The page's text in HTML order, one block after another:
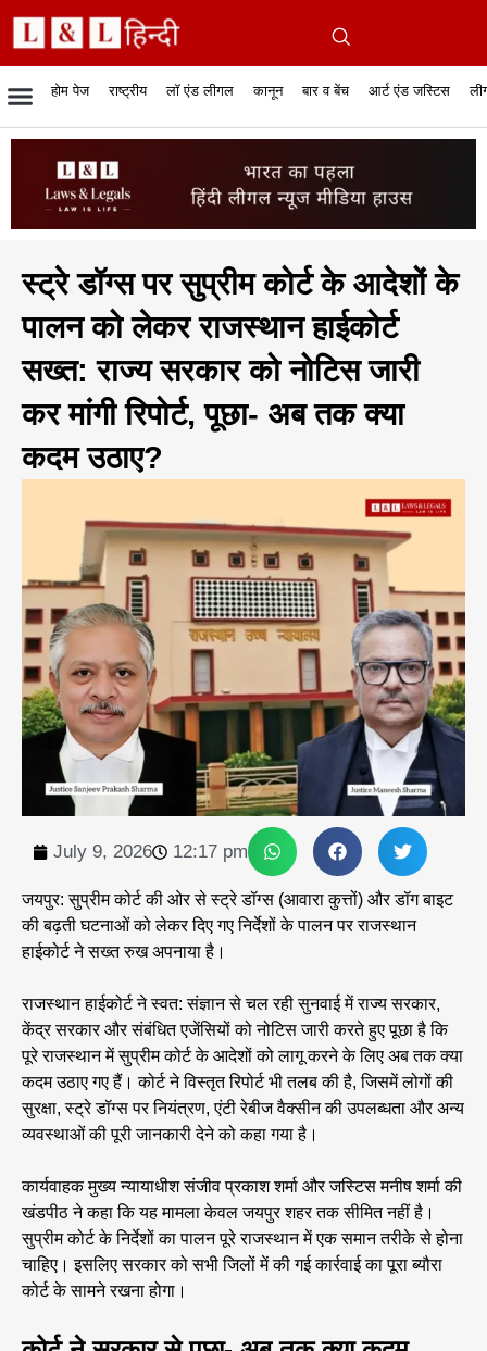
होम पेज राष्ट्रीय
रिपोर्टेबल जजमेंट सुप्रीम कोर्ट हाईकोर्ट
लॉ एंड लीगल
रिसर्च एनालाईसिस एंड लॉ केस स्टेटस
कानून
व्यापार में कानून फिल्में और कानून
बार व बेंच
बार एसोसिएशन बार
आर्ट एंड जस्टिस
जस्टिस एंड जस्टिस
स्ट्रे डॉग्स पर सुप्रीम कोर्ट के आदेशों के
पालन को लेकर राजस्थान हाईकोर्ट
सख्त: राज्य सरकार को नोटिस जारी
कर मांगी रिपोर्ट, पूछा- अब तक क्या
कदम उठाए?
July 9, 2026 12:17 pm
जयपुर: सुप्रीम कोर्ट की ओर से स्ट्रे डॉग्स (आवारा कुत्तों) और डॉग बाइट
की बढ़ती घटनाओं को लेकर दिए गए निर्देशों के पालन पर राजस्थान
हाईकोर्ट ने सख्त रुख अपनाया है।
राजस्थान हाईकोर्ट ने स्वत: संज्ञान से चल रही सुनवाई में राज्य सरकार,
केंद्र सरकार और संबंधित एजेंसियों को नोटिस जारी करते हुए पूछा है कि
पूरे राजस्थान में सुप्रीम कोर्ट के आदेशों को लागू करने के लिए अब तक क्या
कदम उठाए गए हैं। कोर्ट ने विस्तृत रिपोर्ट भी तलब की है, जिसमें लोगों की
सुरक्षा, स्ट्रे डॉग्स पर नियंत्रण, एंटी रेबीज वैक्सीन की उपलब्धता और अन्य
व्यवस्थाओं की पूरी जानकारी देने को कहा गया है।
कार्यवाहक मुख्य न्यायाधीश संजीव प्रकाश शर्मा और जस्टिस मनीष शर्मा की
खंडपीठ ने कहा कि यह मामला केवल जयपुर शहर तक सीमित नहीं है।
सुप्रीम कोर्ट के निर्देशों का पालन पूरे राजस्थान में एक समान तरीके से होना
चाहिए। इसलिए सरकार को सभी जिलों में की गई कार्रवाई का पूरा ब्यौरा
कोर्ट के सामने रखना होगा।